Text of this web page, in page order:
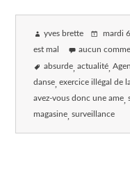
yves brette mardi
est mal aucun
absurde actualité
danse exercice illégal de
avez-vous donc une ame
magasine surveillance